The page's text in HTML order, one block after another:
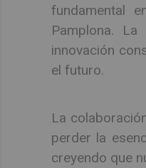
fundamental
Pamplona.
innovación
el futuro.
La
perder la
creyendo que